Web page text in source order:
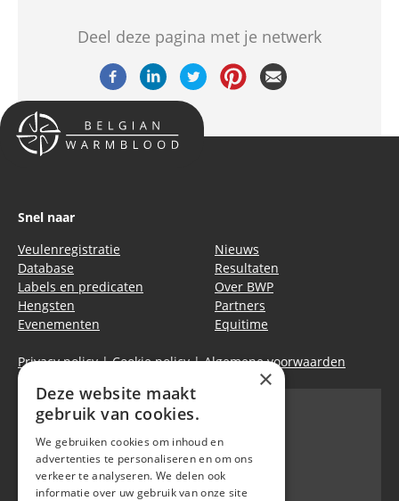
Deel deze pagina met je netwerk
Snel naar
Veulenregistratie
Database
Labels en predicaten
Hengsten
Evenementen
Nieuws
Resultaten
Over BWP
Partners
Equitime
Privacy policy|Cookie policy|Algemene voorwaarden
Belgian Warmblood - BWP
Waversebaan 99
B-3050 OUD-HEVERLEE
×
Deze website maakt
gebruik van cookies.
We gebruiken cookies om inhoud en
advertenties te personaliseren en om ons
verkeer te analyseren. We delen ook
informatie over uw gebruik van onze site